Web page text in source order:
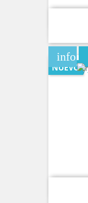
info
NUEVO